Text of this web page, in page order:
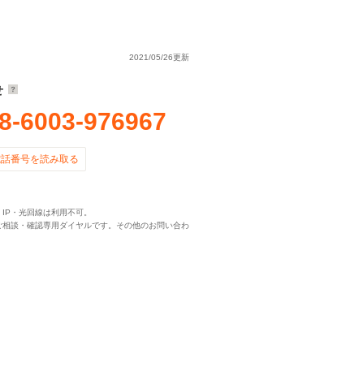
2021/05/26更新
6003-976967
番号を読み取る
・光回線は利用不可。
談・確認専用ダイヤルです。その他のお問い合わ